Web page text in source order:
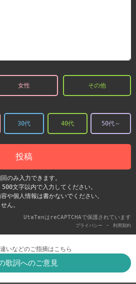
女性 その他
30代 40代 50代～
投稿
のみ入力できます。
文字以内で入力してください。
や個人情報は書かないでください。
ん。
UtaTenはreCAPTCHAで保護されています
プライバシー - 利用契約
いなどのご指摘はこちら
歌詞へのご意見